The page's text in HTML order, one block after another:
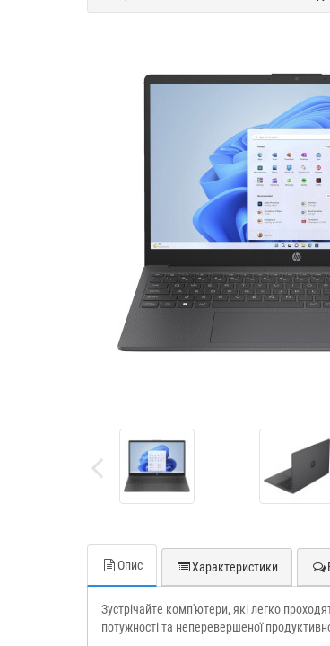
Опис Характеристики
Зустрічайте комп'ютери, які легко
потужності та неперевершеної